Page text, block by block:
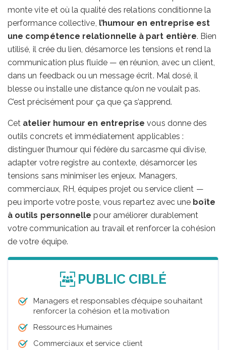
monte vite et où la qualité des relations conditionne la
performance collective, l’humour en entreprise est
une compétence relationnelle à part entière. Bien
utilisé, il crée du lien, désamorce les tensions et rend la
communication plus fluide — en réunion, avec un client,
dans un feedback ou un message écrit. Mal dosé, il
blesse ou installe une distance qu’on ne voulait pas.
C’est précisément pour ça que ça s’apprend.
Cet atelier humour en entreprise vous donne des
outils concrets et immédiatement applicables :
distinguer l’humour qui fédère du sarcasme qui divise,
adapter votre registre au contexte, désamorcer les
tensions sans minimiser les enjeux. Managers,
commerciaux, RH, équipes projet ou service client —
peu importe votre poste, vous repartez avec une boîte
à outils personnelle pour améliorer durablement
votre communication au travail et renforcer la cohésion
de votre équipe.
PUBLIC CIBLÉ
Managers et responsables d’équipe souhaitant
renforcer la cohésion et la motivation
Ressources Humaines
Commerciaux et service client